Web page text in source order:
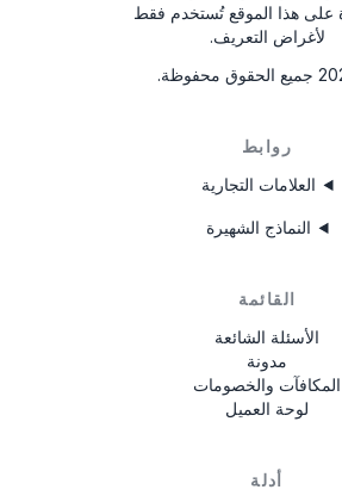
على هذا الموقع تُستخدم فقط
لأغراض التعريف.
جميع الحقوق محفوظة.
روابط
العلامات التجارية
النماذج الشهيرة
القائمة
الأسئلة الشائعة
مدونة
المكافآت والخصومات
لوحة العميل
أدلة